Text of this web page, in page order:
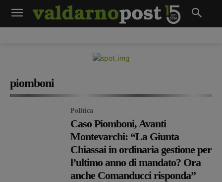
piomboni
Politica
Caso Piomboni, Avanti
Montevarchi: “La Giunta
Chiassai in ordinaria gestione per
l’ultimo anno di mandato? Ora
anche Comanducci risponda”